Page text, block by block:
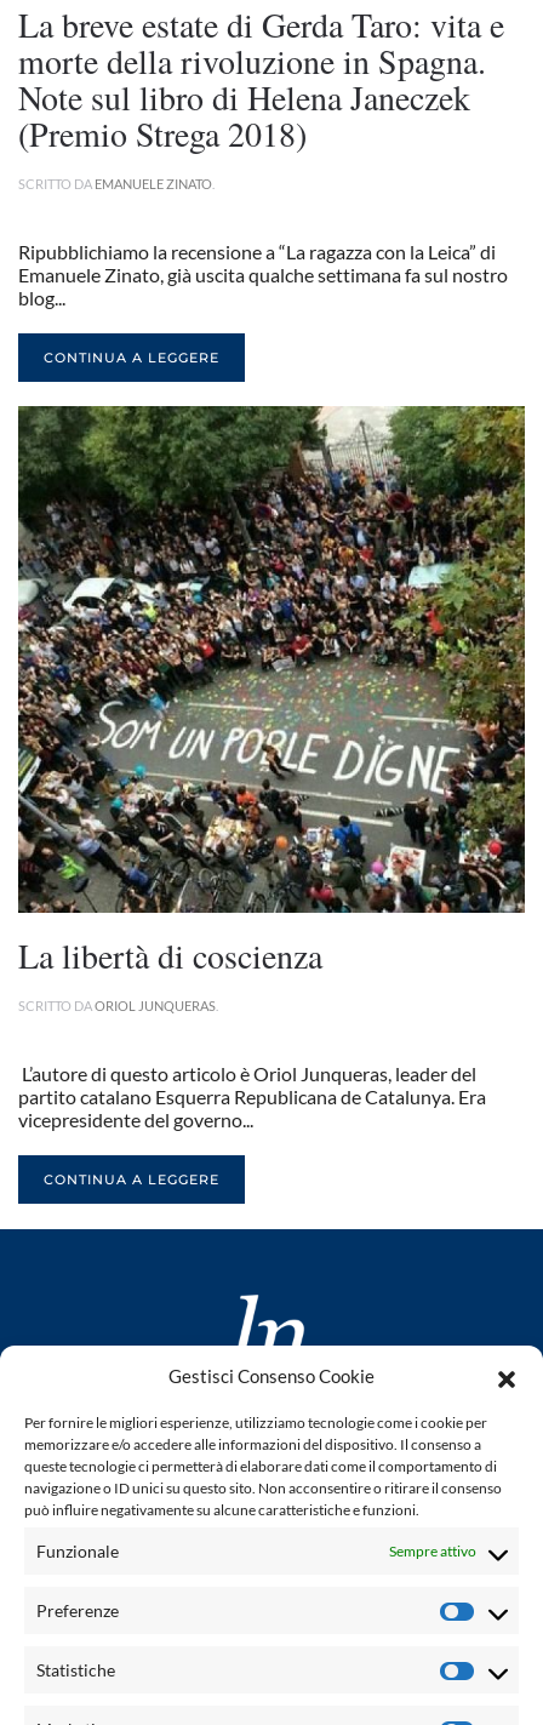
Gestisci Consenso Cookie
Per fornire le migliori esperienze, utilizziamo tecnologie come i cookie per
memorizzare e/o accedere alle informazioni del dispositivo. Il consenso a
queste tecnologie ci permetterà di elaborare dati come il comportamento di
navigazione o ID unici su questo sito. Non acconsentire o ritirare il consenso
può influire negativamente su alcune caratteristiche e funzioni.
Funzionale Sempre attivo
Preferenze
Statistiche
La breve estate di Gerda Taro: vita e
morte della rivoluzione in Spagna.
Note sul libro di Helena Janeczek
(Premio Strega 2018)
SCRITTO DA EMANUELE ZINATO
Ripubblichiamo la recensione a “La ragazza con la Leica” di
Emanuele Zinato, già uscita qualche settimana fa sul nostro
blog...
CONTINUA A LEGGERE
La libertà di coscienza
SCRITTO DAORIOL JUNQUERAS
L’autore di questo articolo è Oriol Junqueras, leader del
partito catalano Esquerra Republicana de Catalunya. Era
vicepresidente del governo...
CONTINUA A LEGGERE
www.laletteraturaenoi.it
fondato da Romano Luperini
Questo blog non rappresenta una testata giornalistica in
quanto viene aggiornato senza alcuna periodicità. Non può
legge n° 62 del 7.03.2001. L'autore non è responsabile per